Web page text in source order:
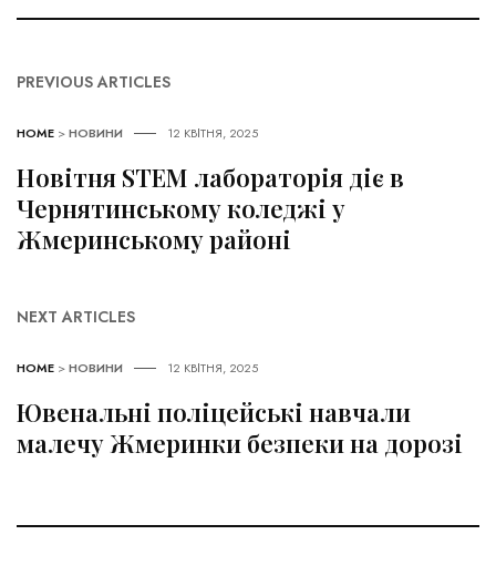
PREVIOUS ARTICLES
HOME >НОВИНИ 12 КВІТНЯ, 2025
Новітня STEM лабораторія діє в
Чернятинському коледжі у
Жмеринському районі
NEXT ARTICLES
HOME >НОВИНИ 12 КВІТНЯ, 2025
Ювенальні поліцейські навчали
малечу Жмеринки безпеки на дорозі